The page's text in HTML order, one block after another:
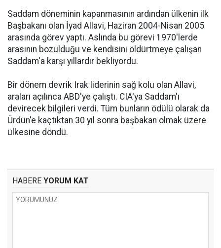
Saddam döneminin kapanmasının ardından ülkenin ilk
Başbakanı olan İyad Allavi, Haziran 2004-Nisan 2005
arasında görev yaptı. Aslında bu görevi 1970'lerde
arasının bozulduğu ve kendisini öldürtmeye çalışan
Saddam'a karşı yıllardır bekliyordu.
Bir dönem devrik Irak liderinin sağ kolu olan Allavi,
araları açılınca ABD'ye çalıştı. CIA'ya Saddam'ı
devirecek bilgileri verdi. Tüm bunların ödülü olarak da
Ürdün'e kaçtıktan 30 yıl sonra başbakan olmak üzere
ülkesine döndü.
HABERE YORUM KAT